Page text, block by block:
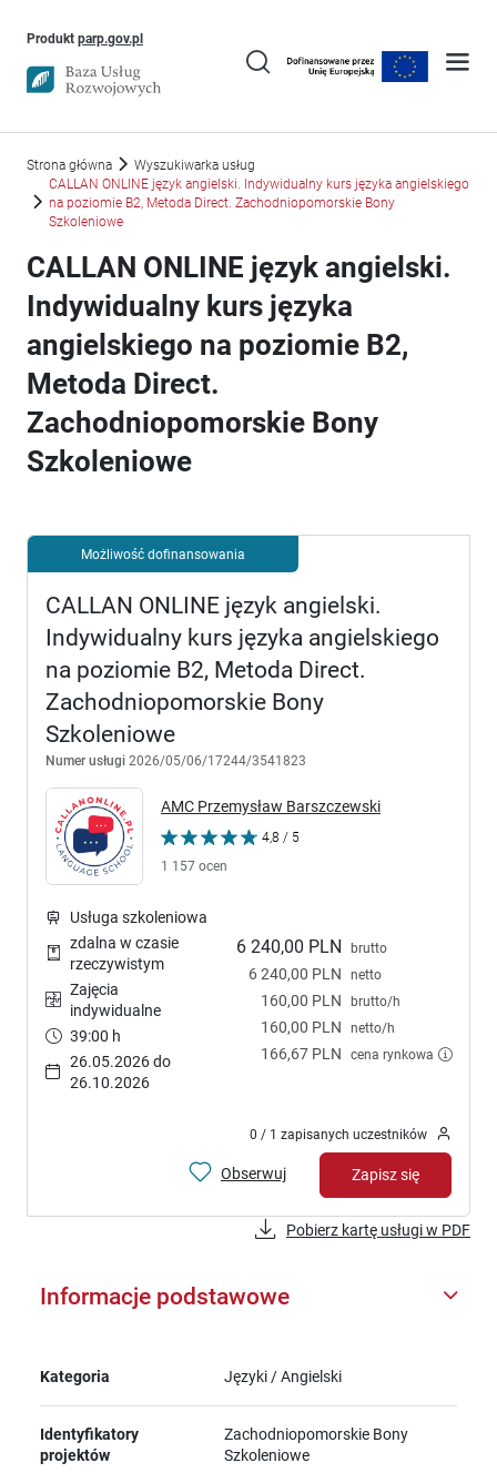
Produkt parp.gov.plUwaga, link otworzy się w nowym oknie
Strona główna
Wyszukiwarka usług
CALLAN ONLINE język angielski. Indywidualny kurs języka angielskiego
na poziomie B2, Metoda Direct. Zachodniopomorskie Bony
Szkoleniowe
CALLAN ONLINE język angielski.
Indywidualny kurs języka
angielskiego na poziomie B2,
Metoda Direct.
Zachodniopomorskie Bony
Szkoleniowe
Możliwość dofinansowania
CALLAN ONLINE język angielski.
Indywidualny kurs języka angielskiego
na poziomie B2, Metoda Direct.
Zachodniopomorskie Bony
Szkoleniowe
Numer usługi 2026/05/06/17244/3541823
AMC Przemysław Barszczewski
4,8 / 5
1 157 ocen
6 240,00 PLN brutto
6 240,00 PLN netto
160,00 PLN brutto/h
160,00 PLN netto/h
166,67 PLN cena rynkowa
Usługa szkoleniowa
zdalna w czasie
rzeczywistym
Zajęcia
indywidualne
39:00 h
26.05.2026 do
26.10.2026
0 / 1 zapisanych uczestników
Obserwuj Zapisz się
Pobierz kartę usługi w PDF
Informacje podstawowe
Kategoria Języki / Angielski
Identyfikatory
projektów
Zachodniopomorskie Bony
Szkoleniowe